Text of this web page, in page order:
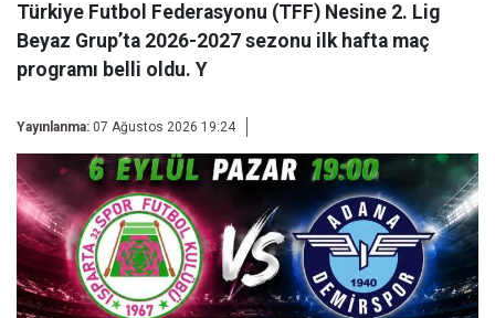
Türkiye Futbol Federasyonu (TFF) Nesine 2. Lig
Beyaz Grup’ta 2026-2027 sezonu ilk hafta maç
programı belli oldu. Y
Yayınlanma: 07 Ağustos 2026 19:24